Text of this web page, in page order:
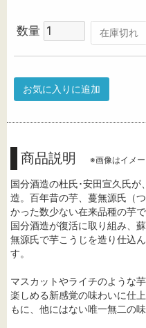
数量 在庫切れ
お気に入りに追加
商品説明 ※画像はイメ
国分酒造の杜氏･安田宣久氏
造。百年昔の芋、蔓無源氏（
かった数少ない在来品種の芋
国分酒造が復活に取り組み、
無源氏で芋こうじを造り仕込
す。
マスカットやライチのような
楽しめる新感覚の味わいに仕
もに、他にはない唯一無二の